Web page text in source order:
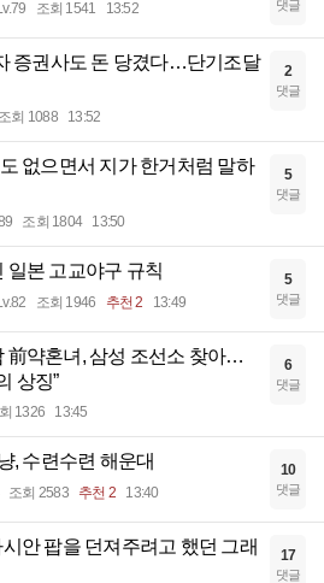
조회 1541 13:52 댓글
증권사도 돈 당겼다…단기조달
조회 1088 13:52
2
댓글
없으면서 지가 한거처럼 말하
조회 1804 13:50
5
댓글
일본 고교야구 규칙
조회 1946 추천 2 13:49
5
댓글
前약혼녀, 삼성 조선소 찾아…
상징”
1326 13:45
6
댓글
, 수련수련 해운대
조회 2583 추천 2 13:40
10
댓글
안 팝을 던져주려고 했던 그래
17
댓글